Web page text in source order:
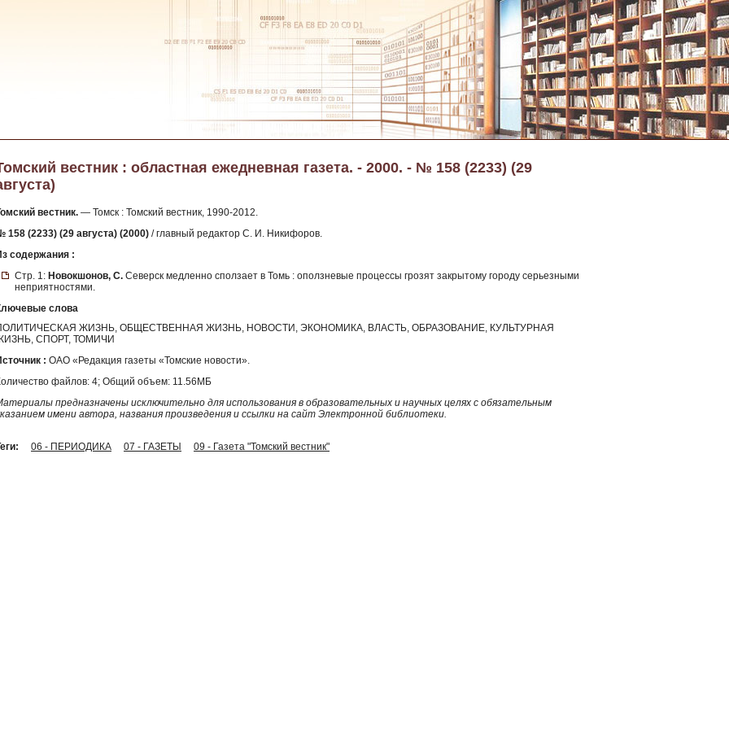
вестник : областная ежедневная газета. - 2000. - № 158 (2233) (29
вестник. — Томск : Томский вестник, 1990-2012.
158 (2233) (29 августа) (2000) / главный редактор С. И. Никифоров.
содержания :
Стр. 1: Новокшонов, С. Северск медленно сползает в Томь : оползневые процессы грозят закрытому городу серьезными
неприятностями.
слова
ЖИЗНЬ, ОБЩЕСТВЕННАЯ ЖИЗНЬ, НОВОСТИ, ЭКОНОМИКА, ВЛАСТЬ, ОБРАЗОВАНИЕ, КУЛЬТУРНАЯ
СПОРТ, ТОМИЧИ
: ОАО «Редакция газеты «Томские новости».
файлов: 4; Общий объем: 11.56МБ
предназначены исключительно для использования в образовательных и научных целях с обязательным
имени автора, названия произведения и ссылки на сайт Электронной библиотеки.
06 - ПЕРИОДИКА 07 - ГАЗЕТЫ 09 - Газета "Томский вестник"